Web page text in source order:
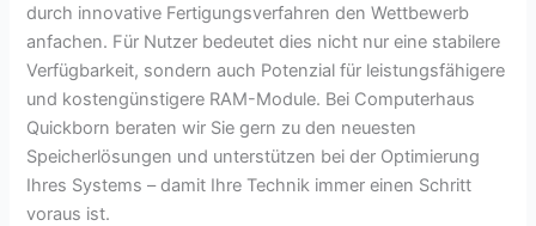
durch innovative Fertigungsverfahren den Wettbewerb
anfachen. Für Nutzer bedeutet dies nicht nur eine stabilere
Verfügbarkeit, sondern auch Potenzial für leistungsfähigere
und kostengünstigere RAM-Module. Bei Computerhaus
Quickborn beraten wir Sie gern zu den neuesten
Speicherlösungen und unterstützen bei der Optimierung
Ihres Systems – damit Ihre Technik immer einen Schritt
voraus ist.